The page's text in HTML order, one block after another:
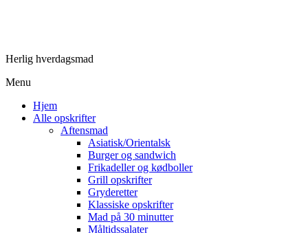
Herlig hverdagsmad
Menu
Hjem
Alle opskrifter
Aftensmad
Asiatisk/Orientalsk
Burger og sandwich
Frikadeller og kødboller
Grill opskrifter
Gryderetter
Klassiske opskrifter
Mad på 30 minutter
Måltidssalater